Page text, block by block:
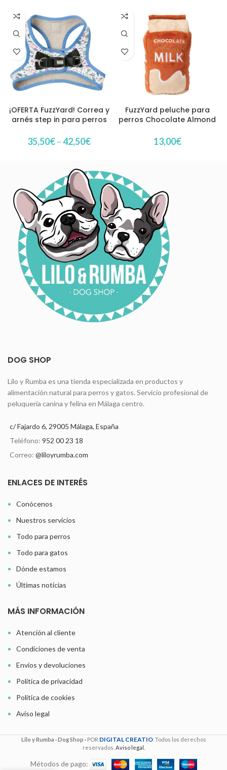
¡OFERTA FuzzYard! Correa y
arnés step in para perros
35,50€–42,50€
FuzzYard peluche para
perros Chocolate Almond
13,00€
DOG SHOP
Lilo y Rumba es una tienda especializada en productos y
alimentación natural para perros y gatos. Servicio profesional de
peluquería canina y felina en Málaga centro.
c/ Fajardo 6, 29005 Málaga, España
Teléfono: 952 00 23 18
Correo: @liloyrumba.com
ENLACES DE INTERÉS
Conócenos
Nuestros servicios
Todo para perros
Todo para gatos
Dónde estamos
Últimas noticias
MÁS INFORMACIÓN
Atención al cliente
Condiciones de venta
Envíos y devoluciones
Política de privacidad
Política de cookies
Aviso legal
Lilo y Rumba · Dog Shop · POR DIGITAL CREATIO. Todos los derechos
reservados. Aviso legal.
Métodos de pago: